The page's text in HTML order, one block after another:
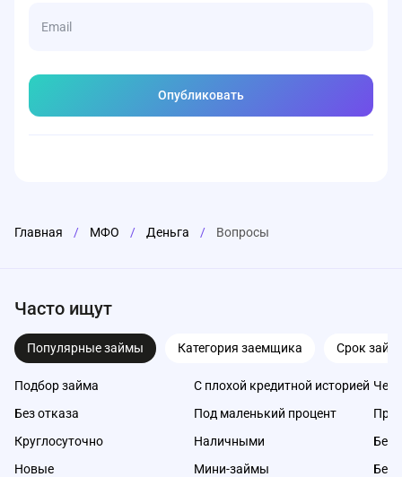
Главная / МФО / Деньга / Вопросы
Часто ищут
Популярные займы Категория заемщика Срок
Подбор займа
Без отказа
Круглосуточно
Новые
С плохой кредитной историей
Под маленький процент
Наличными
Мини-займы
Без
Без